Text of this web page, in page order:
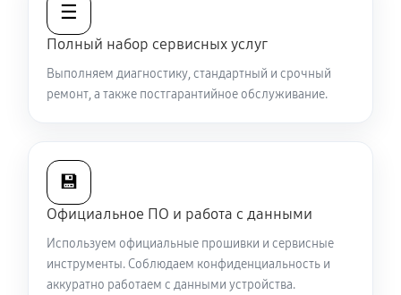
Вертикальные-горизонтальные полосы в
видоискателе и на видео
5580 руб 60 минут
Полностью отсутствует изображение в
видоискателе и на видео
60 минут
☰
Полный набор сервисных услуг
Выполняем диагностику, стандартный и срочный
ремонт, а также постгарантийное обслуживание.
💾
Официальное ПО и работа с данными
Используем официальные прошивки и сервисные
инструменты. Соблюдаем конфиденциальность и
аккуратно работаем с данными устройства.